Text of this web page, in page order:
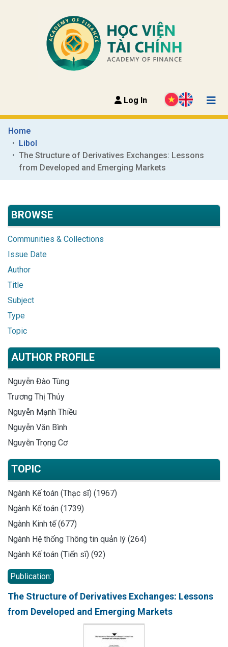
Log In
Home
Libol
The Structure of Derivatives Exchanges: Lessons
from Developed and Emerging Markets
BROWSE
Communities & Collections
Issue Date
Author
Title
Subject
Type
Topic
AUTHOR PROFILE
Nguyễn Đào Tùng
Trương Thị Thủy
Nguyễn Mạnh Thiều
Nguyễn Văn Bình
Nguyễn Trọng Cơ
TOPIC
Ngành Kế toán (Thạc sĩ) (1967)
Ngành Kế toán (1739)
Ngành Kinh tế (677)
Ngành Hệ thống Thông tin quản lý (264)
Ngành Kế toán (Tiến sĩ) (92)
Publication:
The Structure of Derivatives Exchanges: Lessons
from Developed and Emerging Markets